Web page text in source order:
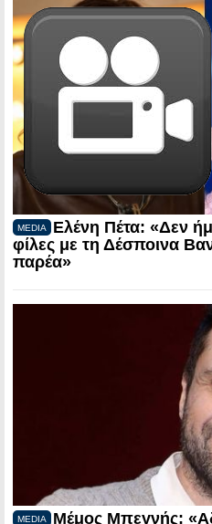
MEDIA
Ελένη Πέτα: «Δεν
φίλες με τη Δέσποινα
παρέα»
MEDIA
Μέμος Μπεγνής: